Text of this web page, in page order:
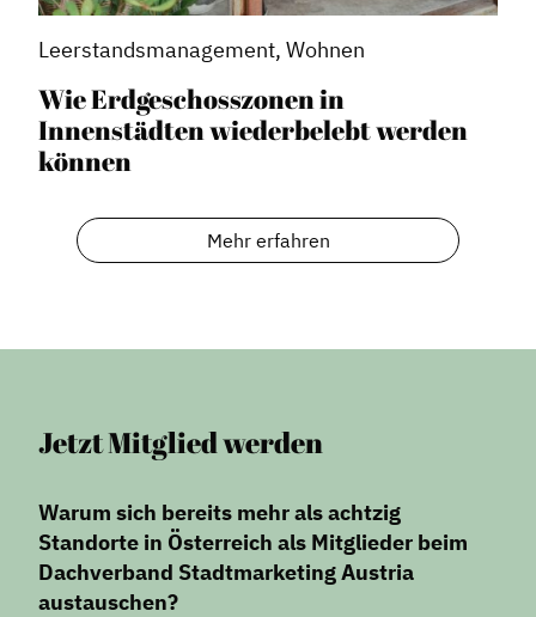
Leerstandsmanagement, Wohnen
Wie Erdgeschosszonen in
Innenstädten wiederbelebt werden
können
Mehr erfahren
Jetzt Mitglied werden
Warum sich bereits mehr als achtzig
Standorte in Österreich als Mitglieder beim
Dachverband Stadtmarketing Austria
austauschen?